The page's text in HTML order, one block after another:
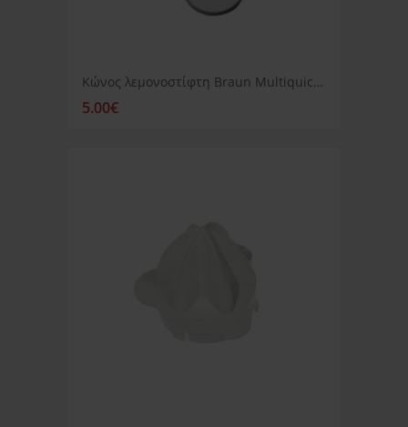
Κώνος λεμονοστίφτη Braun Multiquick 3
5.00€